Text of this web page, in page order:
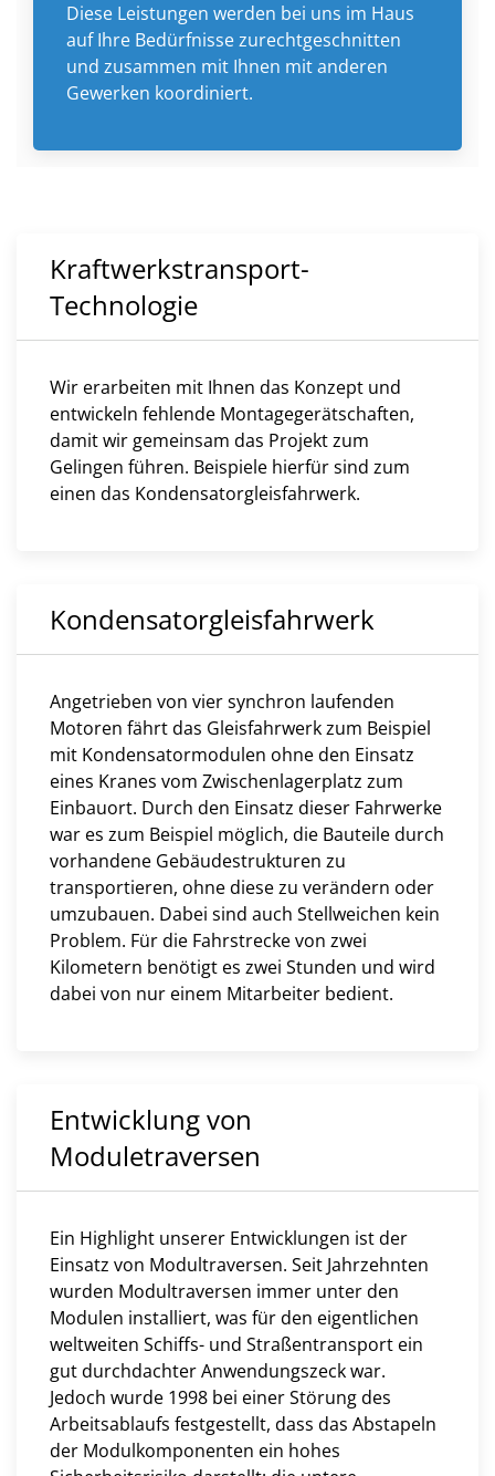
Diese Leistungen werden bei uns im Haus
auf Ihre Bedürfnisse zurechtgeschnitten
und zusammen mit Ihnen mit anderen
Gewerken koordiniert.
Kraftwerkstransport-
Technologie
Wir erarbeiten mit Ihnen das Konzept und
entwickeln fehlende Montagegerätschaften,
damit wir gemeinsam das Projekt zum
Gelingen führen. Beispiele hierfür sind zum
einen das Kondensatorgleisfahrwerk.
Kondensatorgleisfahrwerk
Angetrieben von vier synchron laufenden
Motoren fährt das Gleisfahrwerk zum Beispiel
mit Kondensatormodulen ohne den Einsatz
eines Kranes vom Zwischenlagerplatz zum
Einbauort. Durch den Einsatz dieser Fahrwerke
war es zum Beispiel möglich, die Bauteile durch
vorhandene Gebäudestrukturen zu
transportieren, ohne diese zu verändern oder
umzubauen. Dabei sind auch Stellweichen kein
Problem. Für die Fahrstrecke von zwei
Kilometern benötigt es zwei Stunden und wird
dabei von nur einem Mitarbeiter bedient.
Entwicklung von
Moduletraversen
Ein Highlight unserer Entwicklungen ist der
Einsatz von Modultraversen. Seit Jahrzehnten
wurden Modultraversen immer unter den
Modulen installiert, was für den eigentlichen
weltweiten Schiffs- und Straßentransport ein
gut durchdachter Anwendungszeck war.
Jedoch wurde 1998 bei einer Störung des
Arbeitsablaufs festgestellt, dass das Abstapeln
der Modulkomponenten ein hohes